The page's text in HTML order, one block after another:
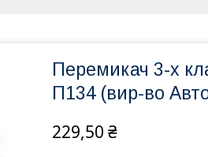
Перемикач 3-х
П134 (вир-во
229,50 ₴